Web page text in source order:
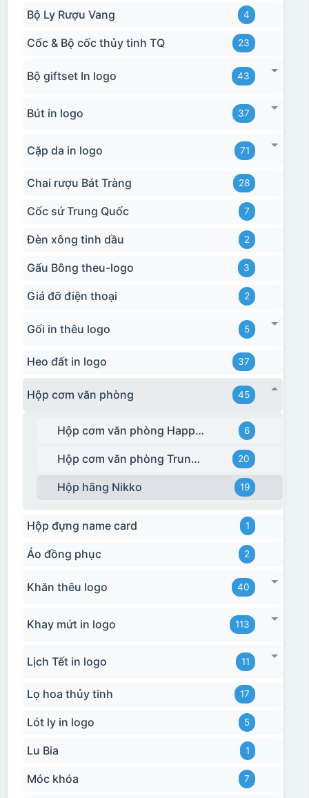
Bộ Ly Rượu Vang 4
Cốc & Bộ cốc thủy tinh TQ 23
Bộ giftset In logo 43
Bút in logo 37
Cặp da in logo 71
Chai rượu Bát Tràng 28
Cốc sứ Trung Quốc 7
Đèn xông tinh dầu 2
Gấu Bông theu-logo 3
Giá đỡ điện thoại 2
Gối in thêu logo 5
Heo đất in logo 37
Hộp cơm văn phòng 45
Hộp cơm văn phòng Happy Cook 6
Hộp cơm văn phòng Trung Quốc 20
Hộp hãng Nikko 19
Hộp đựng name card 1
Áo đồng phục 2
Khăn thêu logo 40
Khay mứt in logo 113
Lịch Tết in logo 11
Lọ hoa thủy tinh 17
Lót ly in logo 5
Lu Bia 1
Móc khóa 7